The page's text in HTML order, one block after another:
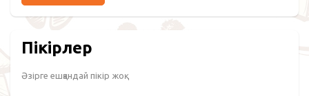
Пікірлер
Әзірге ешқандай пікір жоқ.